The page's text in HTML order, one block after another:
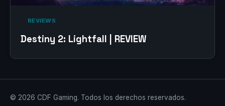
‎ REVIEWS‎
Destiny 2: Lightfall | REVIEW
© 2026 CDF Gaming. Todos los derechos reservados.